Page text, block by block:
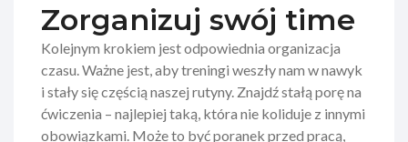
Zorganizuj swój time
Kolejnym krokiem jest odpowiednia organizacja
czasu. Ważne jest, aby treningi weszły nam w nawyk
i stały się częścią naszej rutyny. Znajdź stałą porę na
ćwiczenia – najlepiej taką, która nie koliduje z innymi
obowiązkami. Może to być poranek przed pracą,